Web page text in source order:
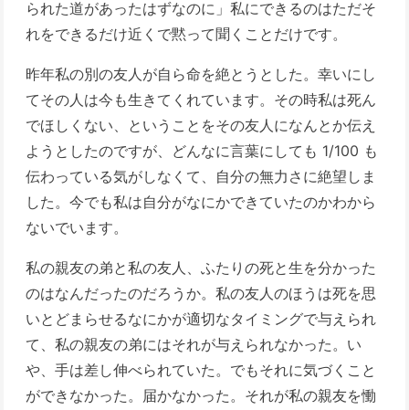
られた道があったはずなのに」私にできるのはただそ
れをできるだけ近くで黙って聞くことだけです。
昨年私の別の友人が自ら命を絶とうとした。幸いにし
てその人は今も生きてくれています。その時私は死ん
でほしくない、ということをその友人になんとか伝え
ようとしたのですが、どんなに言葉にしても 1/100 も
伝わっている気がしなくて、自分の無力さに絶望しま
した。今でも私は自分がなにかできていたのかわから
ないでいます。
私の親友の弟と私の友人、ふたりの死と生を分かった
のはなんだったのだろうか。私の友人のほうは死を思
いとどまらせるなにかが適切なタイミングで与えられ
て、私の親友の弟にはそれが与えられなかった。い
や、手は差し伸べられていた。でもそれに気づくこと
ができなかった。届かなかった。それが私の親友を慟